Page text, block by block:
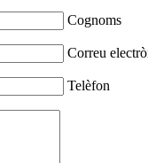
Cognoms
Correu
Telèfon